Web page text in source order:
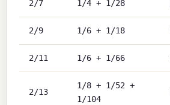
2/7 1/4 + 1/28
2/9 1/6 + 1/18
2/11 1/6 + 1/66
2/13
1/8 + 1/52 +
1/104